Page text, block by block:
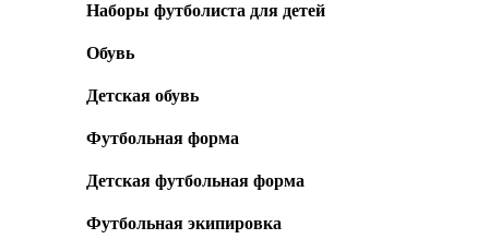
Наборы футболиста для детей
Обувь
Детская обувь
Футбольная форма
Детская футбольная форма
Футбольная экипировка